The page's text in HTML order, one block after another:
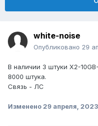
white-noise
Опубликовано 29
В наличии 3 штуки X2-
8000 штука.
Связь - ЛС
Изменено 29 апреля, 2023